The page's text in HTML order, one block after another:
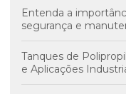
Entenda a
segurança e
Tanques de
e Aplicações